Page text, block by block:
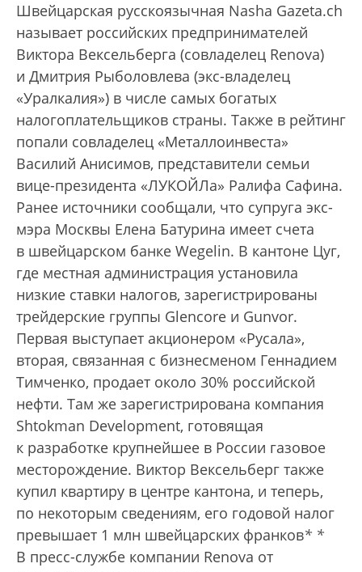
Швейцарская русскоязычная Nasha Gazeta.ch
называет российских предпринимателей
Виктора Вексельберга (совладелец Renova)
и Дмитрия Рыболовлева (экс-владелец
«Уралкалия») в числе самых богатых
налогоплательщиков страны. Также в рейтинг
попали совладелец «Металлоинвеста»
Василий Анисимов, представители семьи
вице-президента «ЛУКОЙЛа» Ралифа Сафина.
Ранее источники сообщали, что супруга экс-
мэра Москвы Елена Батурина имеет счета
в швейцарском банке Wegelin. В кантоне Цуг,
где местная администрация установила
низкие ставки налогов, зарегистрированы
трейдерские группы Glencore и Gunvor.
Первая выступает акционером «Русала»,
вторая, связанная с бизнесменом Геннадием
Тимченко, продает около 30% российской
нефти. Там же зарегистрирована компания
Shtokman Development, готовящая
к разработке крупнейшее в России газовое
месторождение. Виктор Вексельберг также
купил квартиру в центре кантона, и теперь,
по некоторым сведениям, его годовой налог
превышает 1 млн швейцарских франков* *
В пресс-службе компании Renova от